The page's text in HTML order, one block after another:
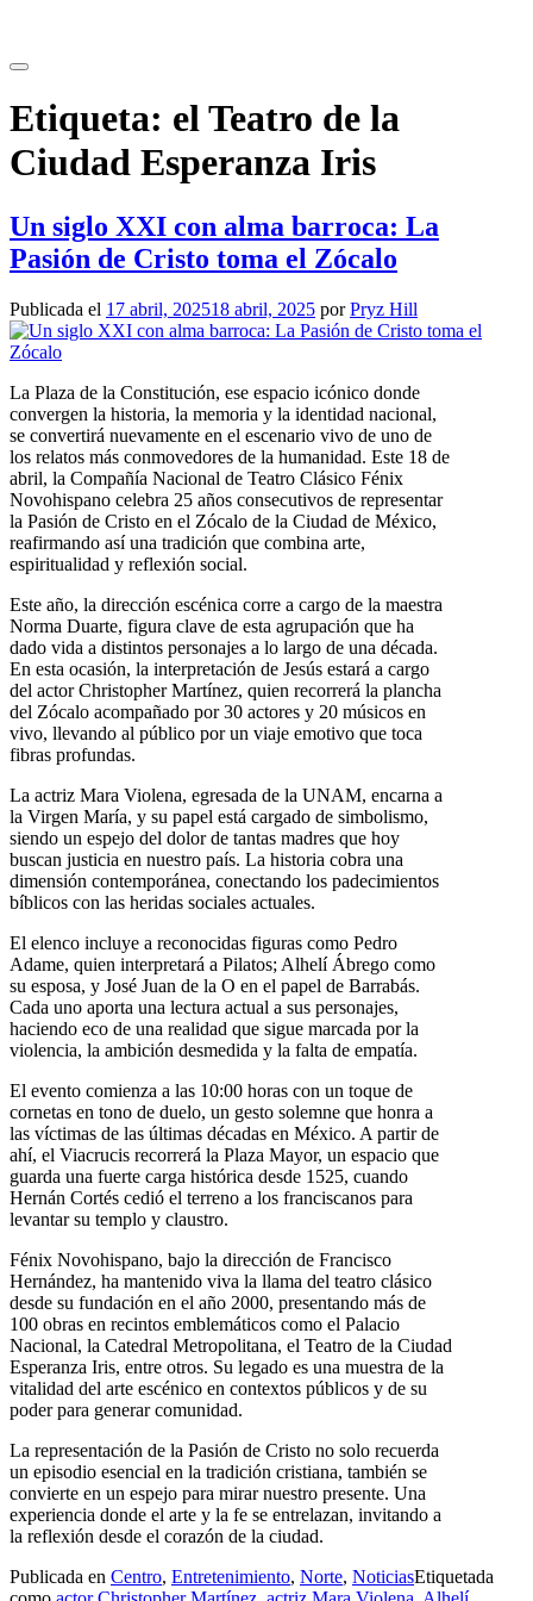
contenido
Etiqueta: el Teatro de la
Ciudad Esperanza Iris
Un siglo XXI con alma barroca: La
Pasión de Cristo toma el Zócalo
Publicada el 17 abril, 202518 abril, 2025 porPryz Hill
La Plaza de la Constitución, ese espacio icónico donde
convergen la historia, la memoria y la identidad nacional,
se convertirá nuevamente en el escenario vivo de uno de
los relatos más conmovedores de la humanidad. Este 18 de
abril, la Compañía Nacional de Teatro Clásico Fénix
Novohispano celebra 25 años consecutivos de representar
la Pasión de Cristo en el Zócalo de la Ciudad de México,
reafirmando así una tradición que combina arte,
espiritualidad y reflexión social.
Este año, la dirección escénica corre a cargo de la maestra
Norma Duarte, figura clave de esta agrupación que ha
dado vida a distintos personajes a lo largo de una década.
En esta ocasión, la interpretación de Jesús estará a cargo
del actor Christopher Martínez, quien recorrerá la plancha
del Zócalo acompañado por 30 actores y 20 músicos en
vivo, llevando al público por un viaje emotivo que toca
fibras profundas.
La actriz Mara Violena, egresada de la UNAM, encarna a
la Virgen María, y su papel está cargado de simbolismo,
siendo un espejo del dolor de tantas madres que hoy
buscan justicia en nuestro país. La historia cobra una
dimensión contemporánea, conectando los padecimientos
bíblicos con las heridas sociales actuales.
El elenco incluye a reconocidas figuras como Pedro
Adame, quien interpretará a Pilatos; Alhelí Ábrego como
su esposa, y José Juan de la O en el papel de Barrabás.
Cada uno aporta una lectura actual a sus personajes,
haciendo eco de una realidad que sigue marcada por la
violencia, la ambición desmedida y la falta de empatía.
El evento comienza a las 10:00 horas con un toque de
cornetas en tono de duelo, un gesto solemne que honra a
las víctimas de las últimas décadas en México. A partir de
ahí, el Viacrucis recorrerá la Plaza Mayor, un espacio que
guarda una fuerte carga histórica desde 1525, cuando
Hernán Cortés cedió el terreno a los franciscanos para
levantar su templo y claustro.
Fénix Novohispano, bajo la dirección de Francisco
Hernández, ha mantenido viva la llama del teatro clásico
desde su fundación en el año 2000, presentando más de
100 obras en recintos emblemáticos como el Palacio
Nacional, la Catedral Metropolitana, el Teatro de la Ciudad
Esperanza Iris, entre otros. Su legado es una muestra de la
vitalidad del arte escénico en contextos públicos y de su
poder para generar comunidad.
La representación de la Pasión de Cristo no solo recuerda
un episodio esencial en la tradición cristiana, también se
convierte en un espejo para mirar nuestro presente. Una
experiencia donde el arte y la fe se entrelazan, invitando a
la reflexión desde el corazón de la ciudad.
Publicada en Centro, Entretenimiento, Norte, NoticiasEtiquetada